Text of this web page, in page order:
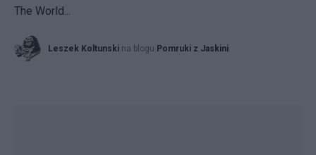
The World...
Leszek Koltunski na blogu Pomruki z Jaskini